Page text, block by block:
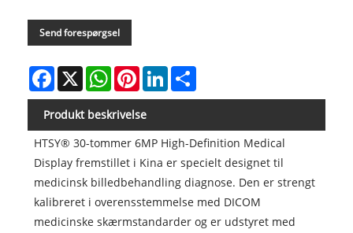
Send forespørgsel
Facebook
X WhatsAppPinterestLinkedIn
Produkt beskrivelse
HTSY® 30-tommer 6MP High-Definition Medical
Display fremstillet i Kina er specielt designet til
medicinsk billedbehandling diagnose. Den er strengt
kalibreret i overensstemmelse med DICOM
medicinske skærmstandarder og er udstyret med